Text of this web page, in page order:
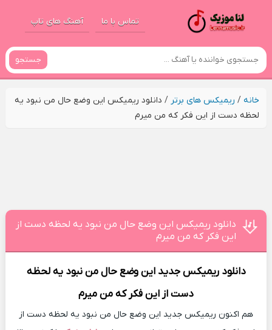
تماس با ما آهنگ های تاپ
جستجو
خانه/ ریمیکس های برتر / دانلود ریمیکس این وضع حال من نبود یه
لحظه دست از این فکر که من میرم
دانلود ریمیکس این وضع حال من نبود یه لحظه دست از
این فکر که من میرم
دانلود ریمیکس جدید این وضع حال من نبود یه لحظه
دست از این فکر که من میرم
هم اکنون ریمیکس جدید این وضع حال من نبود یه لحظه دست از